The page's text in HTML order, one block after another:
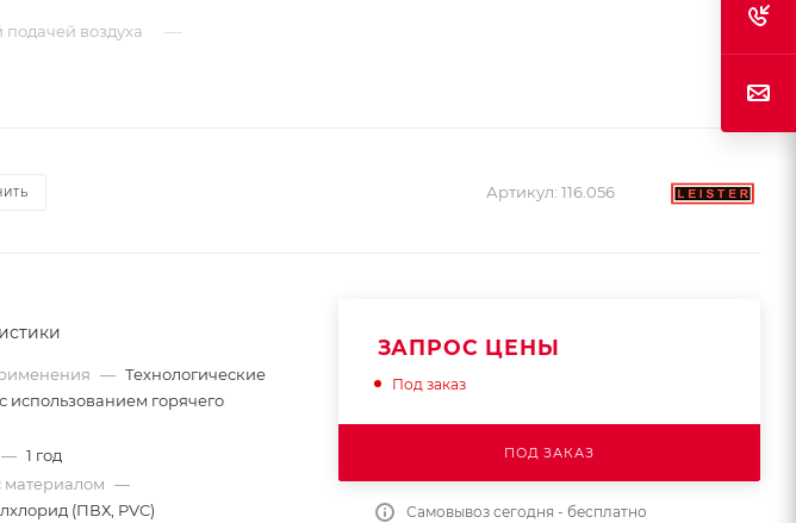
подачей воздуха —
Артикул: 116.056
— Технологические
использованием горячего
— 1 год
материалом —
(ПВХ, PVC)
ЗАПРОС ЦЕНЫ
Под заказ
ПОД ЗАКАЗ
Самовывоз сегодня - бесплатно